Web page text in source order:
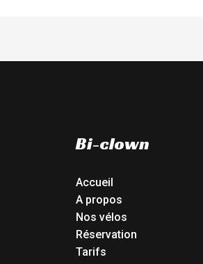
Bi-clown
Accueil
A propos
Nos vélos
Réservation
Tarifs